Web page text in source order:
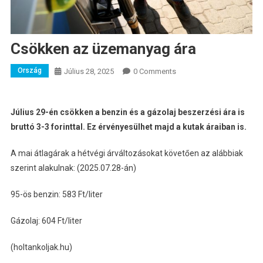
Csökken az üzemanyag ára
Ország Július 28, 2025 0 Comments
Július 29-én csökken a benzin és a gázolaj beszerzési ára is
bruttó 3-3 forinttal. Ez érvényesülhet majd a kutak áraiban is.
A mai átlagárak a hétvégi árváltozásokat követően az alábbiak
szerint alakulnak: (2025.07.28-án)
95-ös benzin: 583 Ft/liter
Gázolaj: 604 Ft/liter
(holtankoljak.hu)